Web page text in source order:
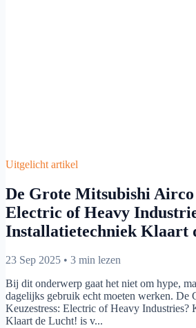
Uitgelicht artikel
De Grote Mitsubishi Airco
Electric of Heavy
Installatietechniek Klaart
23 Sep 2025 • 3 min lezen
Bij dit onderwerp gaat het niet om hype,
dagelijks gebruik echt moeten werken. De
Keuzestress: Electric of Heavy Industries?
Klaart de Lucht! is v...